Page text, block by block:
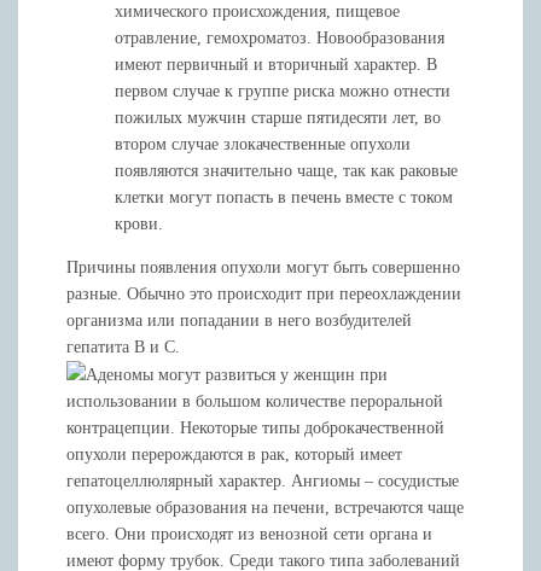
химического происхождения, пищевое
отравление, гемохроматоз. Новообразования
имеют первичный и вторичный характер. В
первом случае к группе риска можно отнести
пожилых мужчин старше пятидесяти лет, во
втором случае злокачественные опухоли
появляются значительно чаще, так как раковые
клетки могут попасть в печень вместе с током
крови.
Причины появления опухоли могут быть совершенно
разные. Обычно это происходит при переохлаждении
организма или попадании в него возбудителей
гепатита В и С.
Аденомы могут развиться у женщин при
использовании в большом количестве пероральной
контрацепции. Некоторые типы доброкачественной
опухоли перерождаются в рак, который имеет
гепатоцеллюлярный характер. Ангиомы – сосудистые
опухолевые образования на печени, встречаются чаще
всего. Они происходят из венозной сети органа и
имеют форму трубок. Среди такого типа заболеваний